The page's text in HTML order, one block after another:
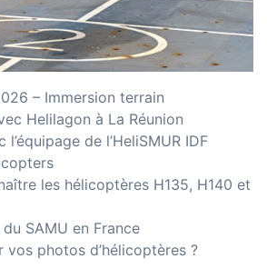
– Immersion terrain
Helilagon à La Réunion
de l’HeliSMUR IDF
les hélicoptères H135, H140 et
SAMU en France
vos photos d’hélicoptères ?